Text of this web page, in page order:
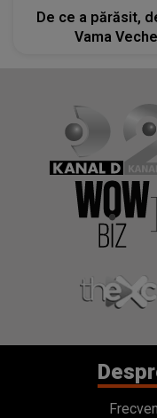
De ce a părăsit,
Vama